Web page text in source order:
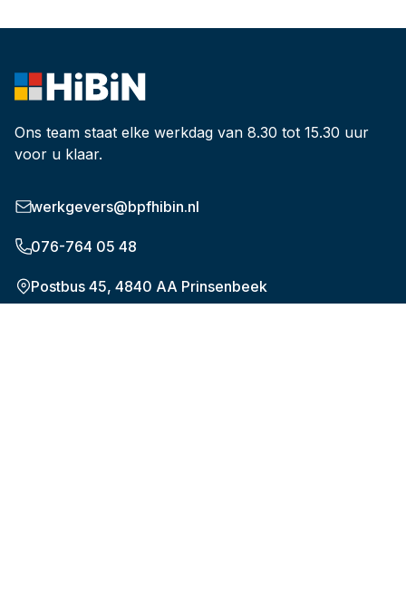
Ons team staat elke werkdag van 8.30 tot 15.30 uur
voor u klaar.
werkgevers@bpfhibin.nl
076-764 05 48
Postbus 45, 4840 AA Prinsenbeek